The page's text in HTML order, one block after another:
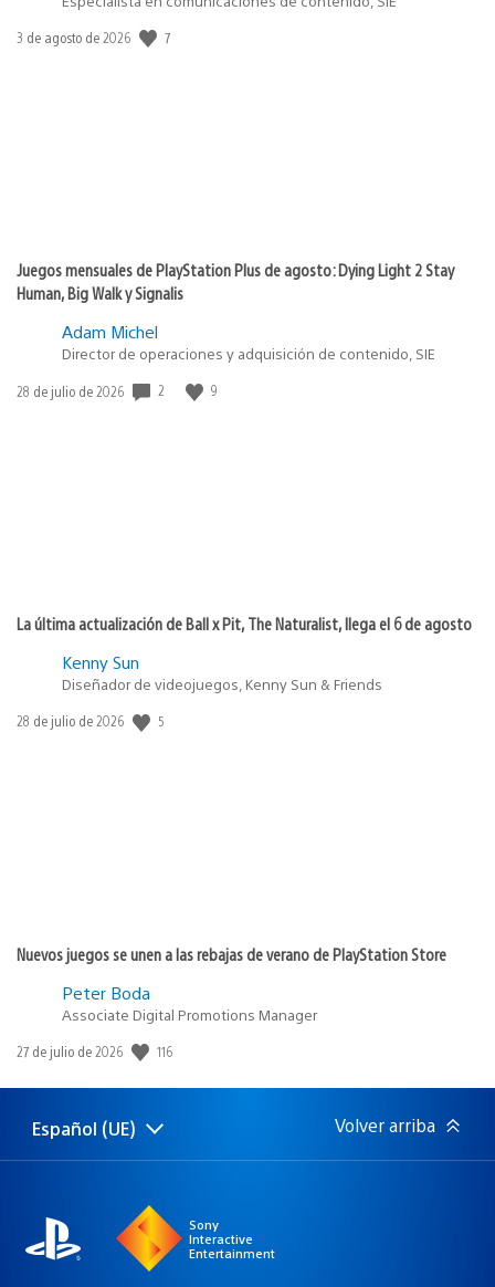
Fecha
3 de agosto de 2026 7
Juegos mensuales de PlayStation Plus de agosto: Dying Light 2 Stay
Human, Big Walk y Signalis
Adam Michel
Director de operaciones y adquisición de contenido, SIE
Fecha
28 de julio de 2026 2 9
La última actualización de Ball x Pit, The Naturalist, llega el 6 de agosto
Kenny Sun
Diseñador de videojuegos, Kenny Sun & Friends
Fecha
28 de julio de 2026 5
Nuevos juegos se unen a las rebajas de verano de PlayStation Store
Peter Boda
Associate Digital Promotions Manager
Fecha
publicación:
27 de julio de 2026 116
Selecciona
una
Región
actual:
Español (UE) Volver arriba
Sony
Interactive
Entertainment